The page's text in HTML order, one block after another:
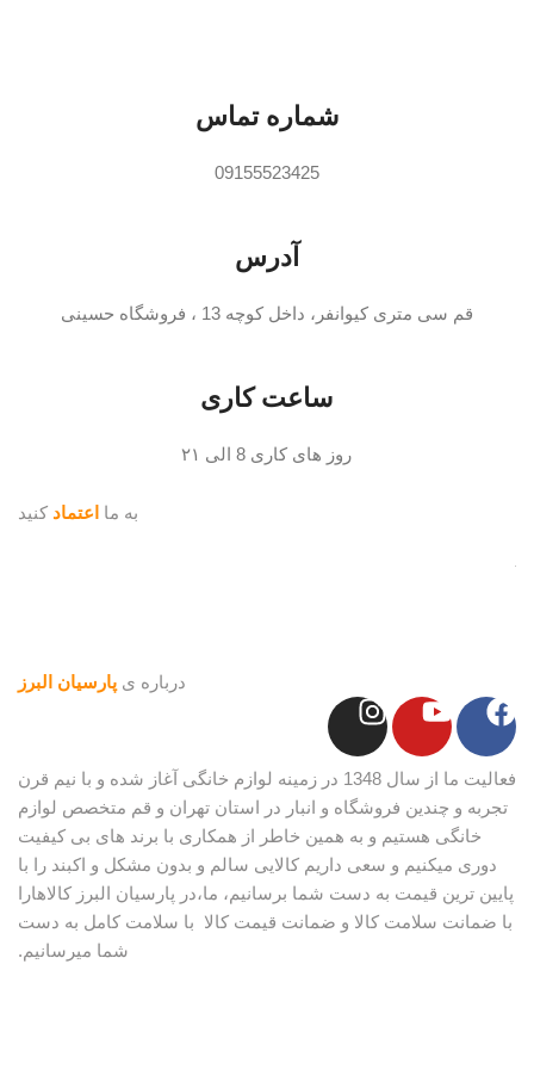
شماره تماس
09155523425
آدرس
قم سی متری کیوانفر، داخل کوچه 13 ، فروشگاه حسینی
ساعت کاری
روز های کاری 8 الی ۲۱
درباره ی پارسیان البرز
فعالیت ما از سال 1348 در زمینه لوازم خانگی آغاز شده و با نیم قرن
تجربه و چندین فروشگاه و انبار در استان تهران و قم متخصص لوازم
خانگی هستیم و به همین خاطر از همکاری با برند های بی کیفیت
دوری میکنیم و سعی داریم کالایی سالم و بدون مشکل و اکبند را با
پایین ترین قیمت به دست شما برسانیم، ما،در پارسیان البرز کالاهارا
با ضمانت سلامت کالا و ضمانت قیمت کالا با سلامت کامل به دست
شما میرسانیم.
به ما اعتماد کنید